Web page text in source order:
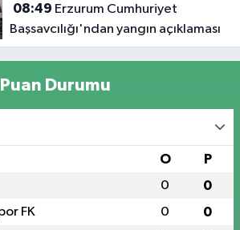
08:49
Başsavcılığı'ndan yangın açıklaması
Durumu
O P
0 0
FK 0 0